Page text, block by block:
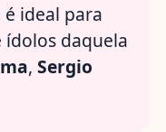
ideal para
ídolos daquela
, Sergio